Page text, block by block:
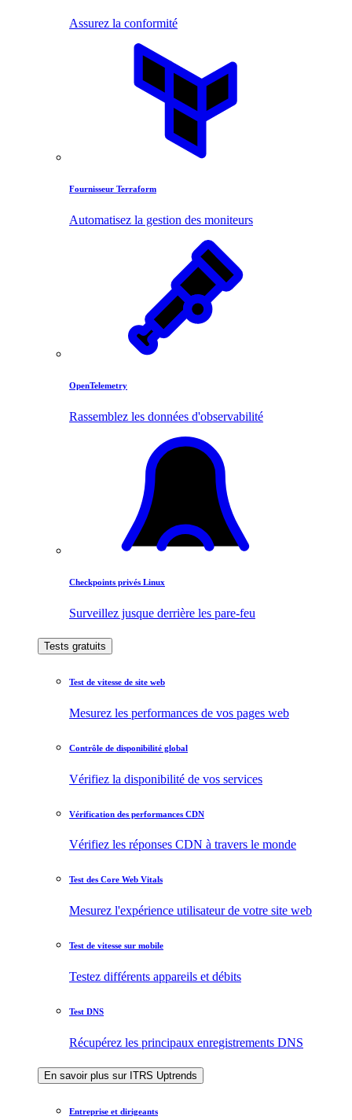
Assurez la conformité
Fournisseur Terraform
Automatisez la gestion des moniteurs
OpenTelemetry
Rassemblez les données d'observabilité
Checkpoints privés Linux
Surveillez jusque derrière les pare-feu
Tests gratuits
Test de vitesse de site web
Mesurez les performances de vos pages web
Contrôle de disponibilité global
Vérifiez la disponibilité de vos services
Vérification des performances CDN
Vérifiez les réponses CDN à travers le monde
Test des Core Web Vitals
Mesurez l'expérience utilisateur de votre site web
Test de vitesse sur mobile
Testez différents appareils et débits
Test DNS
Récupérez les principaux enregistrements DNS
En savoir plus sur ITRS Uptrends
Entreprise et dirigeants